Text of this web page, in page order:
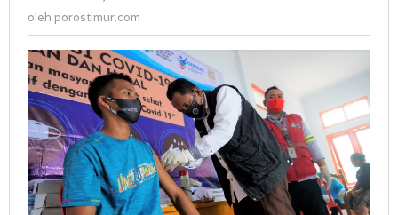
Desa
Kawasi
Tangani
Pandemi
oleh porostimur.com